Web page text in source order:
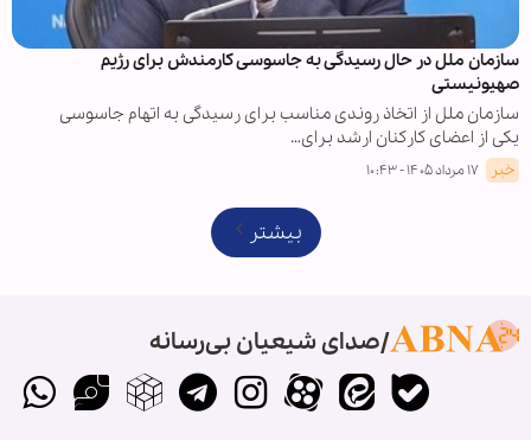
سازمان ملل در حال رسیدگی به جاسوسی کارمندش برای رژیم
صهیونیستی
سازمان ملل از اتخاذ روندی مناسب برای رسیدگی به اتهام جاسوسی
یکی از اعضای کارکنان ارشد برای…
خبر ۱۷ مرداد ۱۴۰۵ - ۱۰:۴۳
بیشتر
صدای شیعیان بی‌رسانه